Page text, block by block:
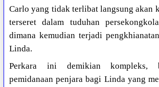
Carlo yang tidak terlibat langsung akan
terseret dalam tuduhan
dimana kemudian terjadi
Linda.
Perkara ini demikian kompleks,
pemidanaan penjara bagi Linda yang